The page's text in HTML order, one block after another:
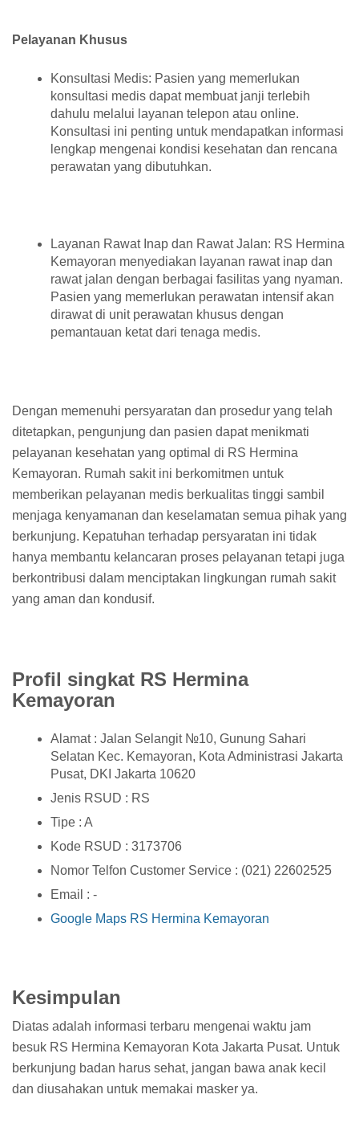
Pelayanan Khusus
Konsultasi Medis: Pasien yang memerlukan
konsultasi medis dapat membuat janji terlebih
dahulu melalui layanan telepon atau online.
Konsultasi ini penting untuk mendapatkan informasi
lengkap mengenai kondisi kesehatan dan rencana
perawatan yang dibutuhkan.
Layanan Rawat Inap dan Rawat Jalan: RS Hermina
Kemayoran menyediakan layanan rawat inap dan
rawat jalan dengan berbagai fasilitas yang nyaman.
Pasien yang memerlukan perawatan intensif akan
dirawat di unit perawatan khusus dengan
pemantauan ketat dari tenaga medis.
Dengan memenuhi persyaratan dan prosedur yang telah
ditetapkan, pengunjung dan pasien dapat menikmati
pelayanan kesehatan yang optimal di RS Hermina
Kemayoran. Rumah sakit ini berkomitmen untuk
memberikan pelayanan medis berkualitas tinggi sambil
menjaga kenyamanan dan keselamatan semua pihak yang
berkunjung. Kepatuhan terhadap persyaratan ini tidak
hanya membantu kelancaran proses pelayanan tetapi juga
berkontribusi dalam menciptakan lingkungan rumah sakit
yang aman dan kondusif.
Profil singkat RS Hermina
Kemayoran
Alamat : Jalan Selangit №10, Gunung Sahari
Selatan Kec. Kemayoran, Kota Administrasi Jakarta
Pusat, DKI Jakarta 10620
Jenis RSUD : RS
Tipe : A
Kode RSUD : 3173706
Nomor Telfon Customer Service : (021) 22602525
Email : -
Google Maps RS Hermina Kemayoran
Kesimpulan
Diatas adalah informasi terbaru mengenai waktu jam
besuk RS Hermina Kemayoran Kota Jakarta Pusat. Untuk
berkunjung badan harus sehat, jangan bawa anak kecil
dan diusahakan untuk memakai masker ya.